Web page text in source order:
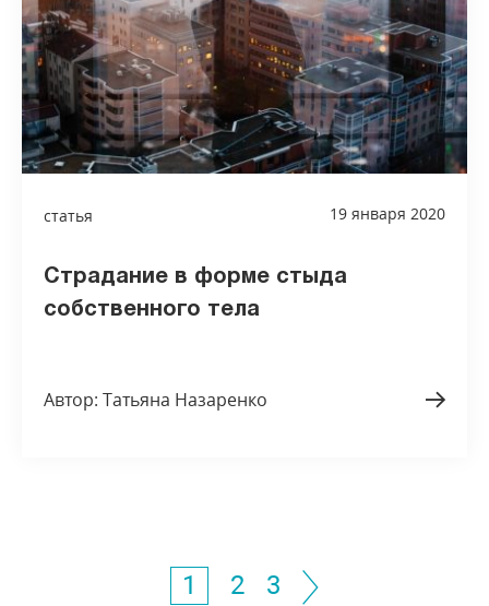
статья 19 января 2020
Страдание в форме стыда
собственного тела
Автор: Татьяна Назаренко
1 2 3